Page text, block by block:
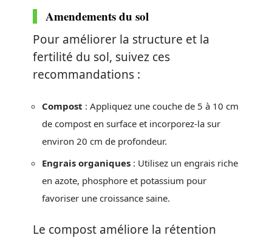
Amendements du sol
Pour améliorer la structure et la
fertilité du sol, suivez ces
recommandations :
Compost : Appliquez une couche de 5 à 10 cm
de compost en surface et incorporez-la sur
environ 20 cm de profondeur.
Engrais organiques : Utilisez un engrais riche
en azote, phosphore et potassium pour
favoriser une croissance saine.
Le compost améliore la rétention